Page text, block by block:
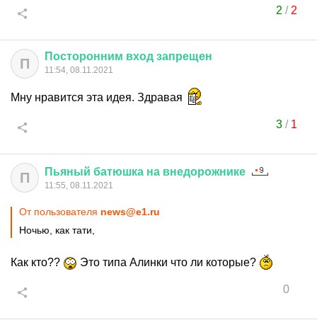
2 / 2
П Посторонним вход запрещен
11:54, 08.11.2021
Мну нравится эта идея. Здравая
3/ 1
П Пьяный батюшка на внедорожнике
11:55, 08.11.2021
От пользователя news@e1.ru
Ночью, как тати,
Как кто?? Это типа Алинки что ли которые?
0